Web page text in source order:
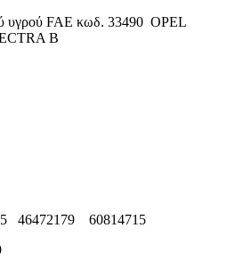
υγρού FAE κωδ. 33490 OPEL
B
46472179 60814715